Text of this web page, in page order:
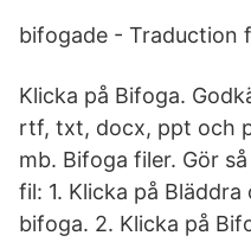
bifogade - Traduction
Klicka på Bifoga.
rtf, txt, docx, ppt och
mb. Bifoga filer. Gör
fil: 1. Klicka på
bifoga. 2. Klicka på